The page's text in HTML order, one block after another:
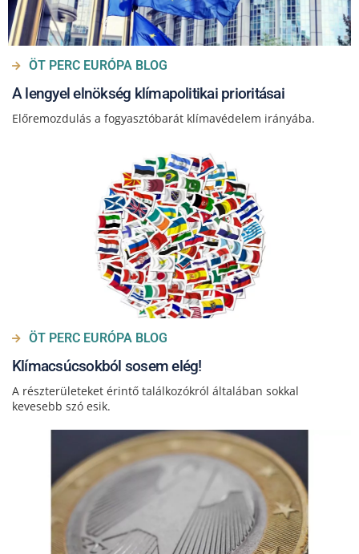
ÖT PERC EURÓPA BLOG
A lengyel elnökség klímapolitikai prioritásai
Előremozdulás a fogyasztóbarát klímavédelem irányába.
ÖT PERC EURÓPA BLOG
Klímacsúcsokból sosem elég!
A részterületeket érintő találkozókról általában sokkal
kevesebb szó esik.